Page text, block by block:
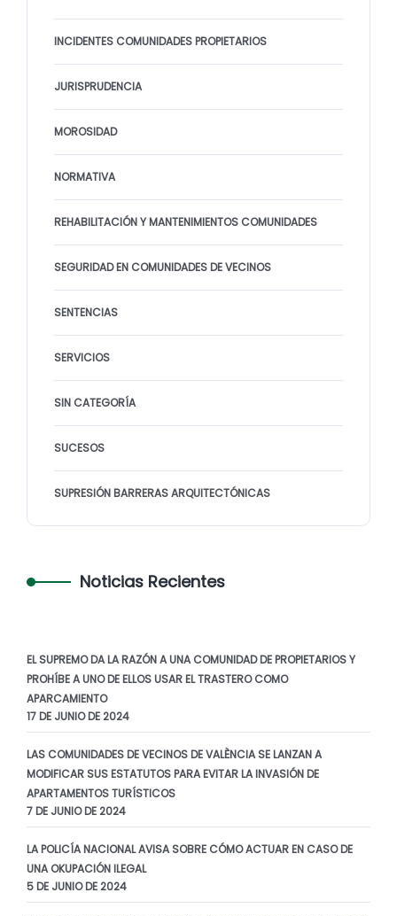
INCIDENTES COMUNIDADES PROPIETARIOS
JURISPRUDENCIA
MOROSIDAD
NORMATIVA
REHABILITACIÓN Y MANTENIMIENTOS COMUNIDADES
SEGURIDAD EN COMUNIDADES DE VECINOS
SENTENCIAS
SERVICIOS
SIN CATEGORÍA
SUCESOS
SUPRESIÓN BARRERAS ARQUITECTÓNICAS
Noticias Recientes
EL SUPREMO DA LA RAZÓN A UNA COMUNIDAD DE PROPIETARIOS Y
PROHÍBE A UNO DE ELLOS USAR EL TRASTERO COMO
APARCAMIENTO
17 DE JUNIO DE 2024
LAS COMUNIDADES DE VECINOS DE VALÈNCIA SE LANZAN A
MODIFICAR SUS ESTATUTOS PARA EVITAR LA INVASIÓN DE
APARTAMENTOS TURÍSTICOS
7 DE JUNIO DE 2024
LA POLICÍA NACIONAL AVISA SOBRE CÓMO ACTUAR EN CASO DE
UNA OKUPACIÓN ILEGAL
5 DE JUNIO DE 2024